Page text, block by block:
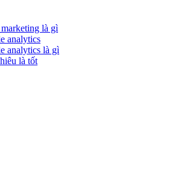
là gì
analytics
analytics là gì
là tốt